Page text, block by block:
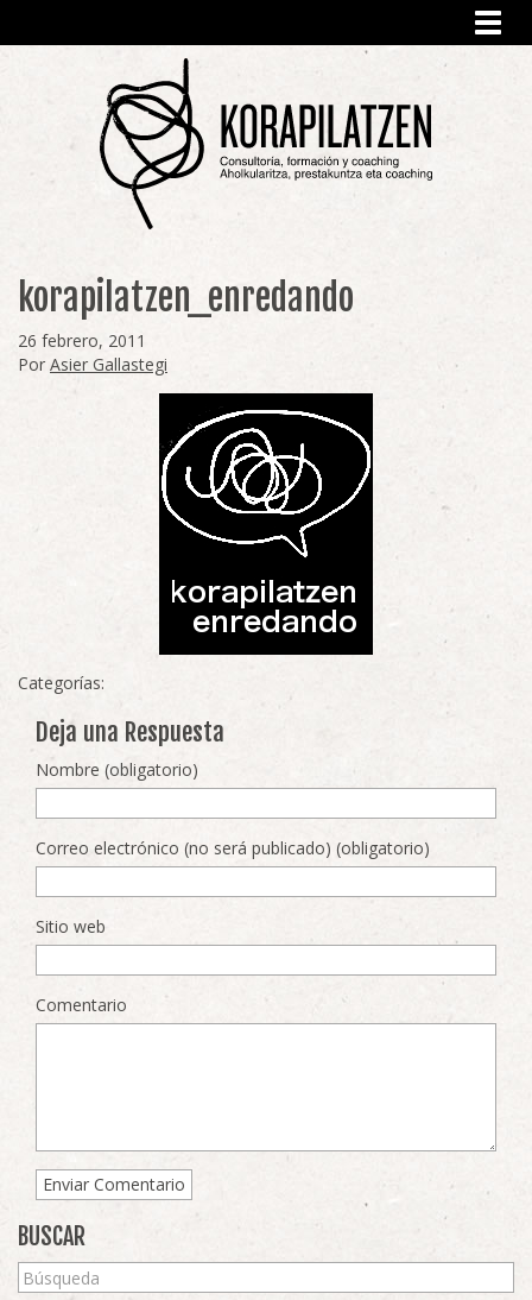
korapilatzen_enredando
26 febrero, 2011
Por Asier Gallastegi
Categorías:
Deja una Respuesta
Nombre (obligatorio)
Correo electrónico (no será publicado) (obligatorio)
Sitio web
Comentario
BUSCAR